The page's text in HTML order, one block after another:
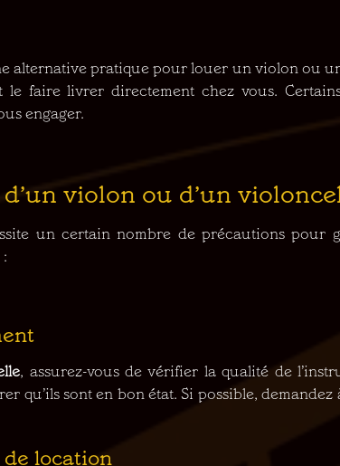
alternative pratique pour louer un violon ou
le faire livrer directement chez vous.
engager.
violon ou d’un
un certain nombre de précautions pour
, assurez-vous de vérifier la qualité de
qu’ils sont en bon état. Si possible,
location